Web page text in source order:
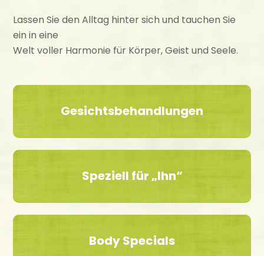
Lassen Sie den Alltag hinter sich und tauchen Sie
ein in eine
Welt voller Harmonie für Körper, Geist und Seele.
Gesichtsbehandlungen
Speziell für „Ihn“
Body Specials